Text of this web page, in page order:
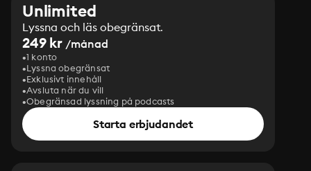
Unlimited
Lyssna och läs obegränsat.
249 kr /månad
1 konto
Lyssna obegränsat
Exklusivt innehåll
Avsluta när du vill
Obegränsad lyssning på podcasts
Starta erbjudandet